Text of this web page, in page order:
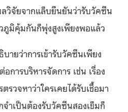
วิจัยจากแล็บยืนยันว่ารับวัคซีน
ภูมิคุ้มกันก็พุ่งสูงเพียงพอแล้ว
ายว่าการเข้ารับวัคซีนเพียง
การบริหารจัดการ เช่น เรื่อง
วจหาว่าใครเคยได้รับเชื้อมา
ำเป็นต้องรับวัคซีนสองเข็มก็